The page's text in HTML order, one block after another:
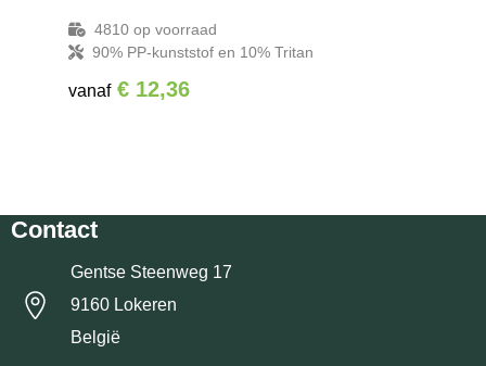
4810op voorraad
90% PP-kunststof en 10% Tritan
vanaf € 12,36
Contact
Gentse Steenweg 17
9160 Lokeren
België